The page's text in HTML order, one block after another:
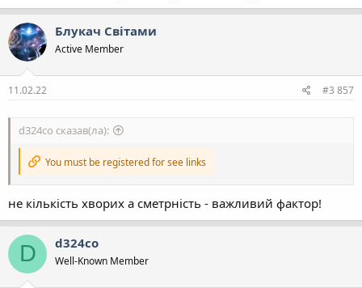
Блукач Cвiтами
Active Member
11.02.22 #3 857
d324co сказав(ла):
You must be registered for see links
нe кiлькiсть хворих а смeтрнiсть - важливий фактор!
D d324co
Well-Known Member